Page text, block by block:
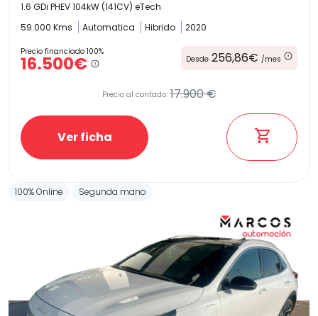
1.6 GDi PHEV 104kW (141CV) eTech
59.000 Kms
Automatica Hibrido 2020
Precio financiado 100%
16.500€ Desde 256,86€ /mes
Precio al contado: 17.900 €
Ver ficha
100% Online Segunda mano